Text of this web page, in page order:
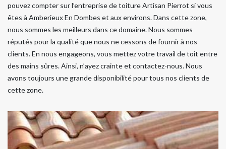
pouvez compter sur l’entreprise de toiture Artisan Pierrot si vous
êtes à Amberieux En Dombes et aux environs. Dans cette zone,
nous sommes les meilleurs dans ce domaine. Nous sommes
réputés pour la qualité que nous ne cessons de fournir à nos
clients. En nous engageons, vous mettez votre travail de toit entre
des mains sûres. Ainsi, n’ayez crainte et contactez-nous. Nous
avons toujours une grande disponibilité pour tous nos clients de
cette zone.